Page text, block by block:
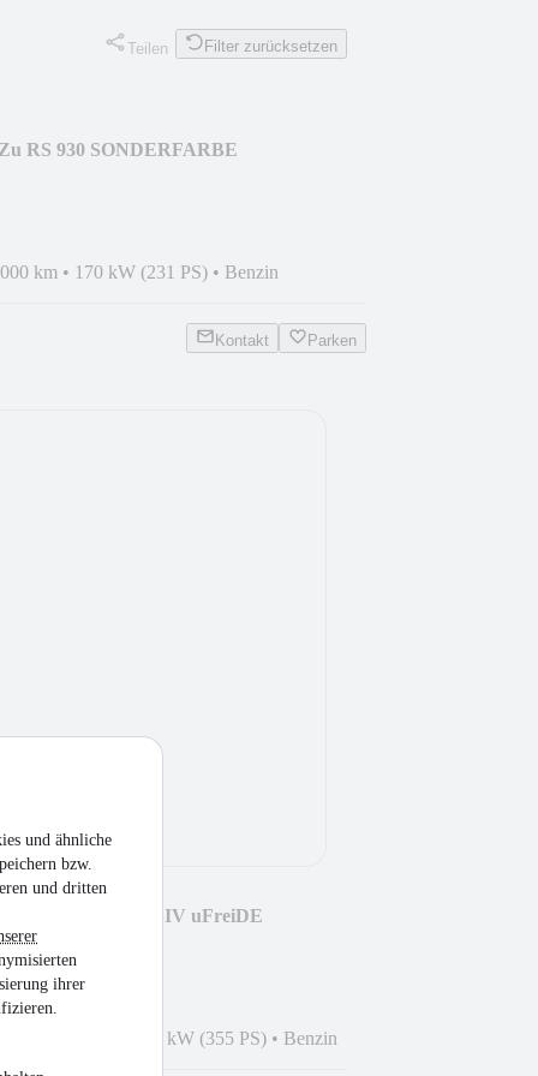
und ähnliche
bzw.
und dritten
ihrer
Teilen Filter zurücksetzen
RS 930 SONDERFARBE
km • 170 kW (231 PS) • Benzin
Kontakt Parken
S 6G EXCLUSIV uFreiDE
261 kW (355 PS) • Benzin